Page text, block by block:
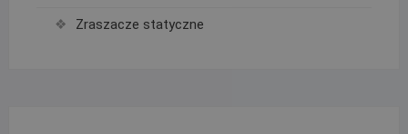
Zraszacze statyczne